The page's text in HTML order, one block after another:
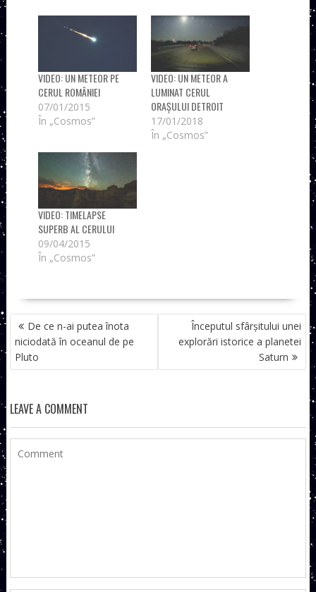
VIDEO: UN METEOR PE
CERUL ROMÂNIEI
07/01/2015
În „Cosmos”
VIDEO: UN METEOR A
LUMINAT CERUL
ORAȘULUI DETROIT
17/01/2018
În „Cosmos”
VIDEO: TIMELAPSE
SUPERB AL CERULUI
09/04/2015
În „Cosmos”
NAVIGARE
ÎN
ARTICOLE
De ce n-ai putea înota
niciodată în oceanul de pe
Pluto
Începutul sfârșitului unei
explorări istorice a planetei
Saturn
LEAVE A COMMENT